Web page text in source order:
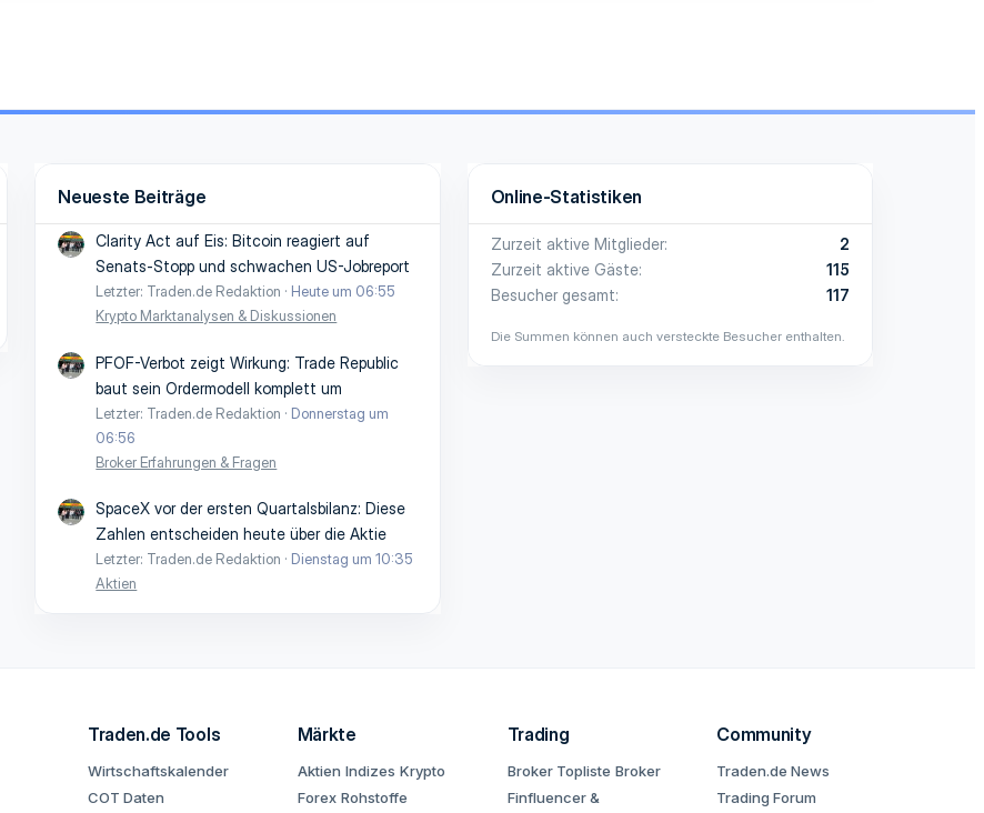
Neueste Beiträge
Clarity Act auf Eis: Bitcoin reagiert auf
Senats-Stopp und schwachen US-Jobreport
Letzter: Traden.de Redaktion
Heute um 06:55
Krypto Marktanalysen & Diskussionen
PFOF-Verbot zeigt Wirkung: Trade Republic
baut sein Ordermodell komplett um
Letzter: Traden.de Redaktion
Donnerstag um
06:56
Broker Erfahrungen & Fragen
SpaceX vor der ersten Quartalsbilanz: Diese
Zahlen entscheiden heute über die Aktie
Letzter: Traden.de Redaktion
Dienstag um 10:35
Aktien
Online-Statistiken
Zurzeit aktive Mitglieder
2
Zurzeit aktive Gäste
115
Besucher gesamt
117
Die Summen können auch versteckte Besucher enthalten.
Traden.de Tools
Wirtschaftskalender
COT Daten
Märkte
Aktien Indizes Krypto
Forex Rohstoffe
Trading
Broker Topliste Broker
Finfluencer &
Community
Traden.de News
Trading Forum